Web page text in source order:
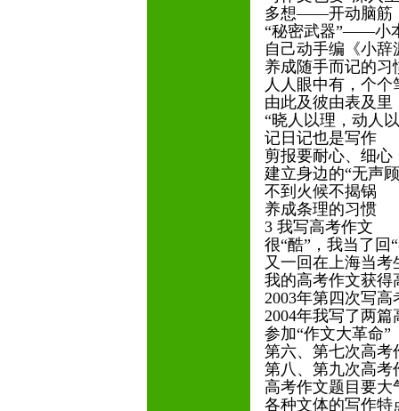
多想——开动脑筋
“秘密武器”——小
自己动手编《小
养成随手而记的
人人眼中有，个
由此及彼由表及里
“晓人以理，动人
记日记也是写作
剪报要耐心、细心
建立身边的“无声
不到火候不揭锅
养成条理的习惯
3 我写高考作文
很“酷”，我当了回
又一回在上海当
我的高考作文获
2003年第四次写
2004年我写了两
参加“作文大革命”
第六、第七次高
第八、第九次高
高考作文题目要
各种文体的写作